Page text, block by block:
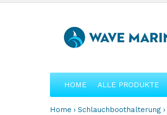
HOME ALLE PRODUKTE
Home Schlauchboothalterung